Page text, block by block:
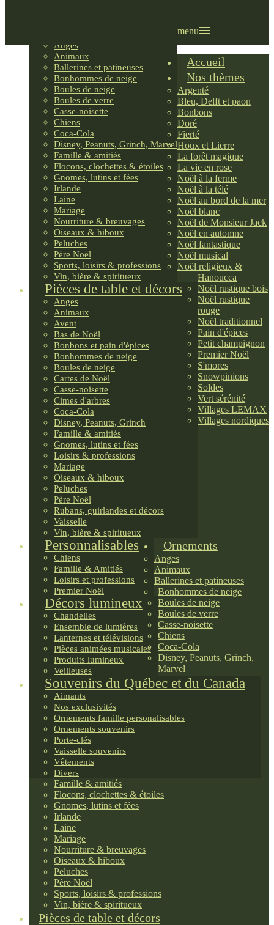
Anges
Animaux
Ballerines et patineuses
Bonhommes de neige
Boules de neige
Boules de verre
Casse-noisette
Chiens
Coca-Cola
Disney, Peanuts, Grinch, Marvel
Famille & amitiés
Flocons, clochettes & étoiles
Gnomes, lutins et fées
Irlande
Laine
Mariage
Nourriture & breuvages
Oiseaux & hiboux
Peluches
Père Noël
Sports, loisirs & professions
Vin, bière & spiritueux
Pièces de table et décors
Anges
Animaux
Avent
Bas de Noël
Bonbons et pain d'épices
Bonhommes de neige
Boules de neige
Cartes de Noël
Casse-noisette
Cimes d'arbres
Coca-Cola
Disney, Peanuts, Grinch
Famille & amitiés
Gnomes, lutins et fées
Loisirs & professions
Mariage
Oiseaux & hiboux
Peluches
Père Noël
Rubans, guirlandes et décors
Vaisselle
Vin, bière & spiritueux
Personnalisables
Chiens
Famille & Amitiés
Loisirs et professions
Premier Noël
Décors lumineux
Chandelles
Ensemble de lumières
Lanternes et télévisions
Pièces animées musicales
Produits lumineux
Veilleuses
Souvenirs du Québec et du Canada
Aimants
Nos exclusivités
Ornements famille personalisables
Ornements souvenirs
Porte-clés
Vaisselle souvenirs
Vêtements
Divers
menu
Accueil
Nos thèmes
Argenté
Bleu, Delft et paon
Bonbons
Doré
Fierté
Houx et Lierre
La forêt magique
La vie en rose
Noël à la ferme
Noël à la télé
Noël au bord de la mer
Noël blanc
Noël de Monsieur Jack
Noël en automne
Noël fantastique
Noël musical
Noël religieux &
Hanoucca
Noël rustique bois
Noël rustique
rouge
Noël traditionnel
Pain d'épices
Petit champignon
Premier Noël
S'mores
Snowpinions
Soldes
Vert sérénité
Villages LEMAX
Villages nordiques
Ornements
Anges
Animaux
Ballerines et patineuses
Bonhommes de neige
Boules de neige
Boules de verre
Casse-noisette
Chiens
Coca-Cola
Disney, Peanuts, Grinch,
Marvel
Famille & amitiés
Flocons, clochettes & étoiles
Gnomes, lutins et fées
Irlande
Laine
Mariage
Nourriture & breuvages
Oiseaux & hiboux
Peluches
Père Noël
Sports, loisirs & professions
Vin, bière & spiritueux
Pièces de table et décors